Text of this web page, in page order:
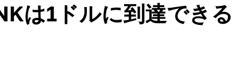
は1ドルに到達できる